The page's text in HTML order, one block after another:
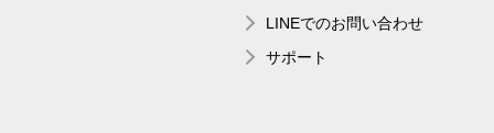
LINEでのお問い合わせ
サポート